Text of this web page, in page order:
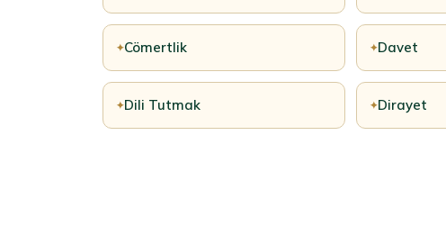
✦Cömertlik ✦Davet
✦Dili Tutmak ✦Dirayet